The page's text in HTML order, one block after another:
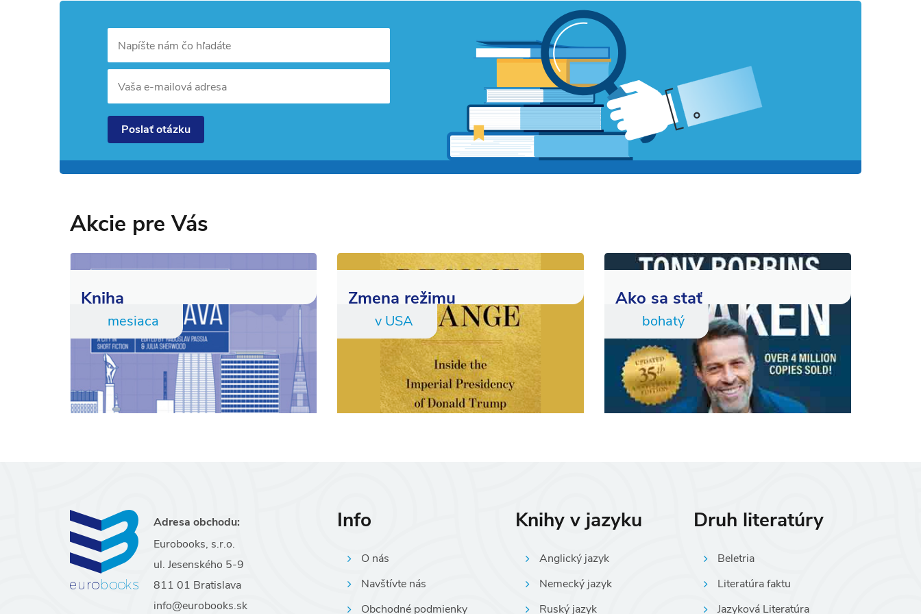
Napíšte nám čo hľadáte
Vaša e-mailová adresa
Poslať otázku
Akcie pre Vás
Kniha
mesiaca
Zmena režimu
v USA
Ako sa stať
bohatý
Adresa obchodu:
Eurobooks, s.r.o.
ul. Jesenského 5-9
811 01 Bratislava
info@eurobooks.sk
Info
O nás
Navštívte nás
Obchodné podmienky
Knihy v jazyku
Anglický jazyk
Nemecký jazyk
Ruský jazyk
Druh literatúry
Beletria
Literatúra faktu
Jazyková Literatúra